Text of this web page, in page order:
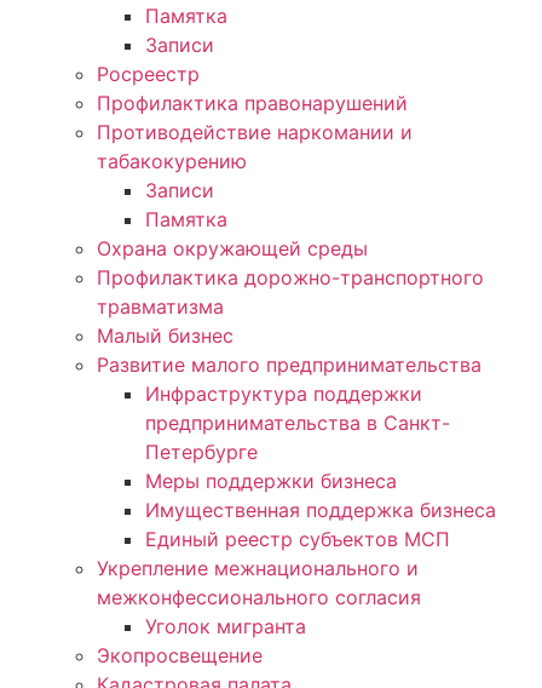
Памятка
Записи
Росреестр
Профилактика правонарушений
Противодействие наркомании и
табакокурению
Записи
Памятка
Охрана окружающей среды
Профилактика дорожно-транспортного
травматизма
Малый бизнес
Развитие малого предпринимательства
Инфраструктура поддержки
предпринимательства в Санкт-
Петербурге
Меры поддержки бизнеса
Имущественная поддержка бизнеса
Единый реестр субъектов МСП
Укрепление межнационального и
межконфессионального согласия
Уголок мигранта
Экопросвещение